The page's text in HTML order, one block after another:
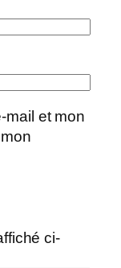
mail et mon
ci-